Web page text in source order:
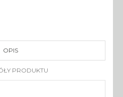
OPIS
PRODUKTU